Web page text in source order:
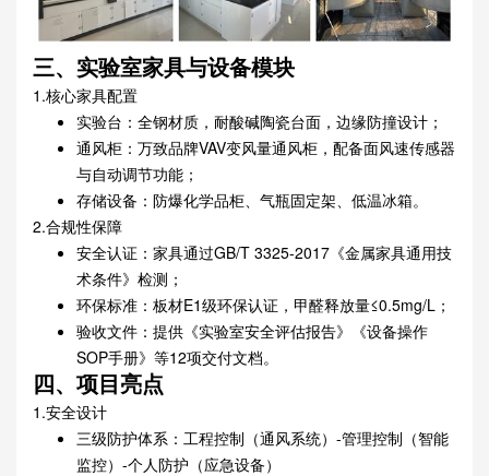
三、实验室家具与设备模块
1.核心家具配置
实验台：全钢材质，耐酸碱陶瓷台面，边缘防撞设计；
通风柜：万致品牌VAV变风量通风柜，配备面风速传感器
与自动调节功能；
存储设备：防爆化学品柜、气瓶固定架、低温冰箱。
2.合规性保障
安全认证：家具通过GB/T 3325-2017《金属家具通用技
术条件》检测；
环保标准：板材E1级环保认证，甲醛释放量≤0.5mg/L；
验收文件：提供《实验室安全评估报告》《设备操作
SOP手册》等12项交付文档。
四、项目亮点
1.安全设计
三级防护体系：工程控制（通风系统）-管理控制（智能
监控）-个人防护（应急设备）